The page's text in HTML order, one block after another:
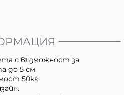
с възможност за
до 5 см.
50кг.